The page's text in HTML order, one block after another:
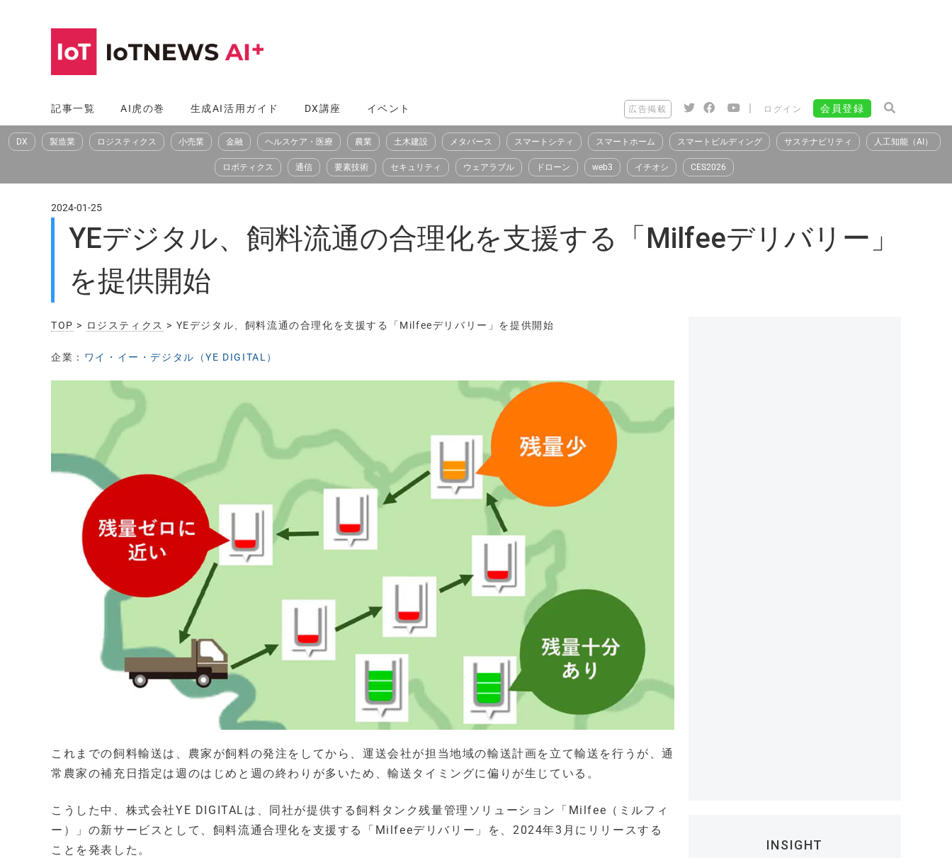
へ
ス
記事一覧 AI虎の巻 生成AI活用ガイド DX講座 イベント 広告掲載 | ログイン 会員登録
DX 製造業 ロジスティクス 小売業 金融 ヘルスケア・医療 農業 土木建設 メタバース スマートシティ スマートホーム スマートビルディング サステナビリティ 人工知能（AI）
ロボティクス 通信 要素技術 セキュリティ ウェアラブル ドローン web3 イチオシ CES2026
2024-01-25
YEデジタル、飼料流通の合理化を支援する「Milfeeデリバリー」
を提供開始
TOP > ロジスティクス > YEデジタル、飼料流通の合理化を支援する「Milfeeデリバリー」を提供開始
企業： ワイ・イー・デジタル（YE DIGITAL）
これまでの飼料輸送は、農家が飼料の発注をしてから、運送会社が担当地域の輸送計画を立て輸送を行うが、通
常農家の補充日指定は週のはじめと週の終わりが多いため、輸送タイミングに偏りが生じている。
こうした中、株式会社YE DIGITALは、同社が提供する飼料タンク残量管理ソリューション「Milfee（ミルフィ
ー）」の新サービスとして、飼料流通合理化を支援する「Milfeeデリバリー」を、2024年3月にリリースする
ことを発表した。
INSIGHT